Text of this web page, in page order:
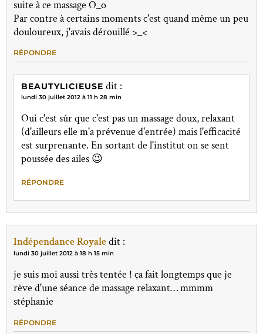
suite à ce massage O_o
Par contre à certains moments c'est quand même un peu
douloureux, j'avais dérouillé >_<
RÉPONDRE
BEAUTYLICIEUSE dit :
lundi 30 juillet 2012 à 11 h 28 min
Oui c'est sûr que c'est pas un massage doux, relaxant
(d'ailleurs elle m'a prévenue d'entrée) mais l'efficacité
est surprenante. En sortant de l'institut on se sent
poussée des ailes 😉
RÉPONDRE
Indépendance Royaledit :
lundi 30 juillet 2012 à 18 h 15 min
je suis moi aussi très tentée ! ça fait longtemps que je
rêve d'une séance de massage relaxant… mmmm
stéphanie
RÉPONDRE